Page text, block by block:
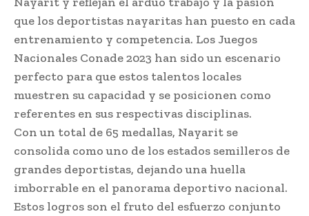
que los deportistas nayaritas han puesto en cada
entrenamiento y competencia. Los Juegos
Nacionales Conade 2023 han sido un escenario
perfecto para que estos talentos locales
muestren su capacidad y se posicionen como
referentes en sus respectivas disciplinas.
Con un total de 65 medallas, Nayarit se
consolida como uno de los estados semilleros de
grandes deportistas, dejando una huella
imborrable en el panorama deportivo nacional.
Estos logros son el fruto del esfuerzo conjunto